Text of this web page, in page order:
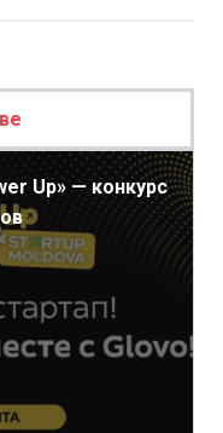
Up» — конкурс